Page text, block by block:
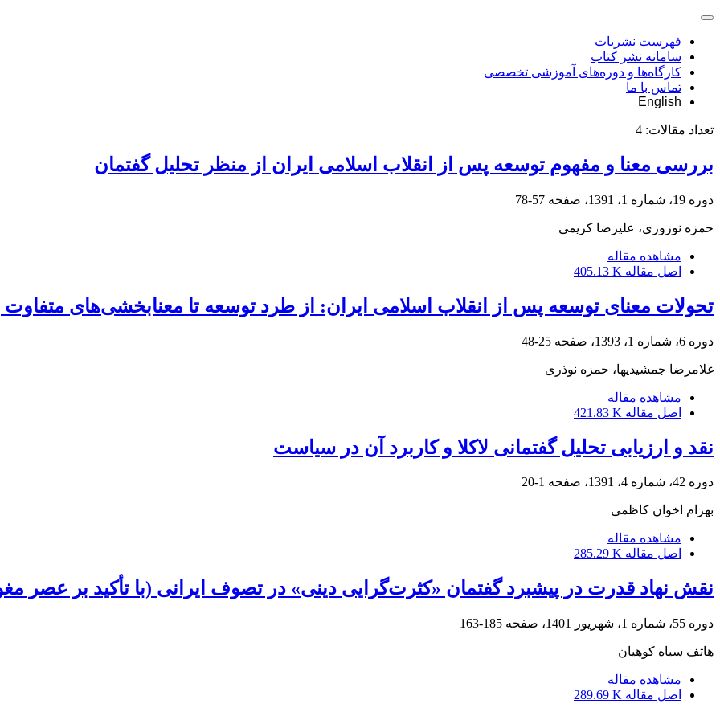
فهرست نشریات
سامانه نشر کتاب
کارگاه‌ها و دوره‌های آموزشی تخصصی
تماس با ما
English
تعداد مقالات: 4
بررسی معنا و مفهوم توسعه پس از انقلاب اسلامی ایران از منظر تحلیل گفتمان
دوره 19، شماره 1، 1391، صفحه 57-78
حمزه نوروزی، علیرضا کریمی
مشاهده مقاله
اصل مقاله 405.13 K
تحولات معنای توسعه پس از انقلاب اسلامی ایران: از طرد توسعه تا معنابخشی‌های متفاوت
دوره 6، شماره 1، 1393، صفحه 25-48
غلامرضا جمشیدیها، حمزه نوذری
مشاهده مقاله
اصل مقاله 421.83 K
نقد و ارزیابی تحلیل گفتمانی لاکلا و کاربرد آن در سیاست
دوره 42، شماره 4، 1391، صفحه 1-20
بهرام اخوان کاظمی
مشاهده مقاله
اصل مقاله 285.29 K
نقش نهاد قدرت در پیشبرد گفتمان‌ «کثرت‌گرایی دینی» در تصوف ایرانی (با تأکید بر عصر
دوره 55، شماره 1، شهریور 1401، صفحه 185-163
هاتف سیاه کوهیان
مشاهده مقاله
اصل مقاله 289.69 K